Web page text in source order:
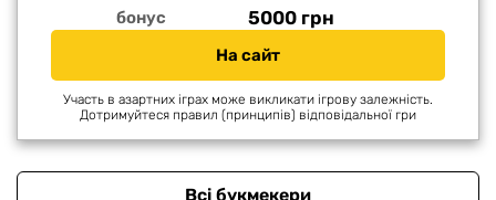
бонус 5000 грн
На сайт
Участь в азартних іграх може викликати ігрову залежність.
Дотримуйтеся правил (принципів) відповідальної гри
Всі букмекери